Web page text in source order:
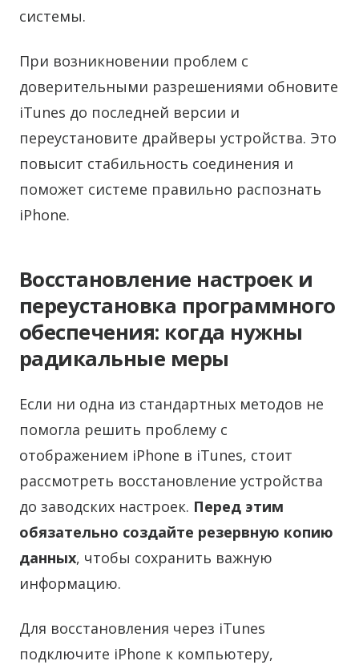
системы.
При возникновении проблем с
доверительными разрешениями обновите
iTunes до последней версии и
переустановите драйверы устройства. Это
повысит стабильность соединения и
поможет системе правильно распознать
iPhone.
Восстановление настроек и
переустановка программного
обеспечения: когда нужны
радикальные меры
Если ни одна из стандартных методов не
помогла решить проблему с
отображением iPhone в iTunes, стоит
рассмотреть восстановление устройства
до заводских настроек. Перед этим
обязательно создайте резервную копию
данных, чтобы сохранить важную
информацию.
Для восстановления через iTunes
подключите iPhone к компьютеру,